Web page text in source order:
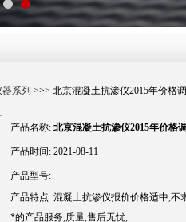
系列 >>> 北京混凝土抗渗仪2015年价格
产品名称: 北京混凝土抗渗仪2015年价格
产品时间: 2021-08-11
产品型号:
产品特点: 混凝土抗渗仪报价价格适中,不
*的产品服务,质量,售后无忧,